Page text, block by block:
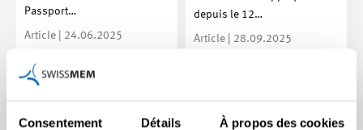
Consentement Détails À propos des cookies
depuis le 12…
Article | 28.09.2025
Passport…
Article | 24.06.2025